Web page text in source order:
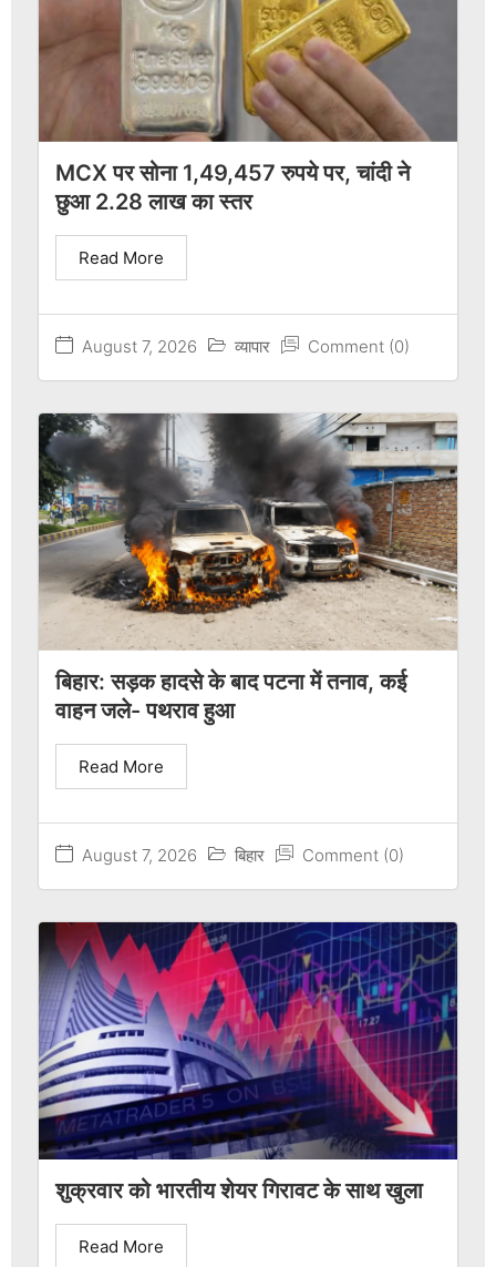
MCX पर सोना 1,49,457 रुपये पर, चांदी ने
छुआ 2.28 लाख का स्तर
August 7, 2026 व्यापार Comment (0)
Read More
बिहार: सड़क हादसे के बाद पटना में तनाव, कई
वाहन जले- पथराव हुआ
August 7, 2026 बिहार Comment (0)
Read More
शुक्रवार को भारतीय शेयर गिरावट के साथ खुला
Read More